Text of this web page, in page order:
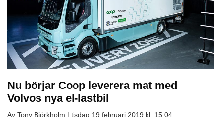
Nu börjar Coop leverera mat med
Volvos nya el-lastbil
Av Tony Björkholm | tisdag 19 februari 2019 kl. 15:04